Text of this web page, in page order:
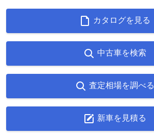
カタログを見る
中古車を検索
査定相場を調べる
新車を見積る